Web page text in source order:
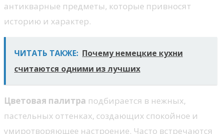
антикварные предметы, которые привносят
историю и характер.
ЧИТАТЬ ТАКЖЕ: Почему немецкие кухни
считаются одними из лучших
Цветовая палитра подбирается в нежных,
пастельных оттенках, создающих спокойное и
умиротворяющее настроение. Часто встречаются